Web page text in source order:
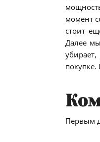
момент
стоит
Далее
покупке.
Первым